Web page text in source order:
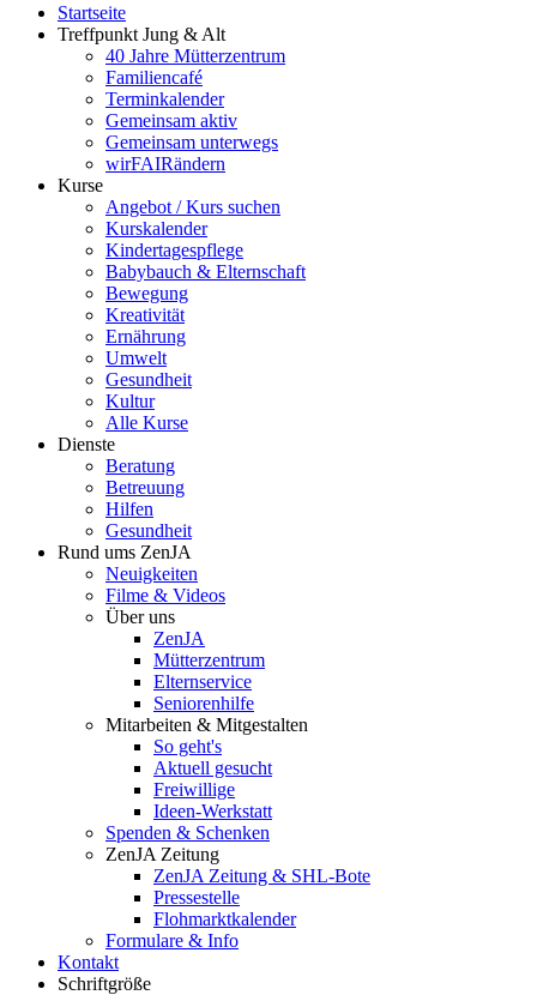
Startseite
Treffpunkt Jung & Alt
40 Jahre Mütterzentrum
Familiencafé
Terminkalender
Gemeinsam aktiv
Gemeinsam unterwegs
wirFAIRändern
Kurse
Angebot / Kurs suchen
Kurskalender
Kindertagespflege
Babybauch & Elternschaft
Bewegung
Kreativität
Ernährung
Umwelt
Gesundheit
Kultur
Alle Kurse
Dienste
Beratung
Betreuung
Hilfen
Gesundheit
Rund ums ZenJA
Neuigkeiten
Filme & Videos
Über uns
ZenJA
Mütterzentrum
Elternservice
Seniorenhilfe
Mitarbeiten & Mitgestalten
So geht's
Aktuell gesucht
Freiwillige
Ideen-Werkstatt
Spenden & Schenken
ZenJA Zeitung
ZenJA Zeitung & SHL-Bote
Pressestelle
Flohmarktkalender
Formulare & Info
Kontakt
Schriftgröße